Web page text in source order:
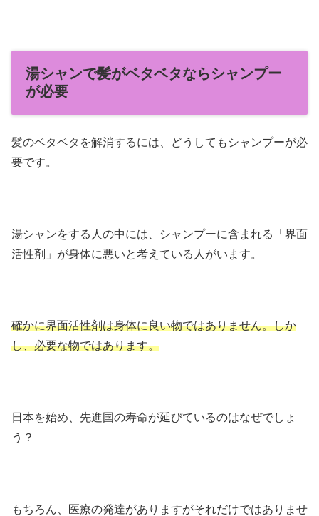
湯シャンで髪がベタベタならシャンプー
が必要
髪のベタベタを解消するには、どうしてもシャンプーが必
要です。
湯シャンをする人の中には、シャンプーに含まれる「界面
活性剤」が身体に悪いと考えている人がいます。
確かに界面活性剤は身体に良い物ではありません。しか
し、必要な物ではあります。
日本を始め、先進国の寿命が延びているのはなぜでしょ
う？
もちろん、医療の発達がありますがそれだけではありませ